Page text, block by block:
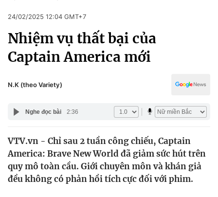
Chuyên mục
Chính trị
Pháp luật
Thế giới
Tin tức
Pháp luật
Kinh tế
Thể thao
Truyền hình
Y tế
Công nghệ
24/02/2025 12:04 GMT+7
Nhiệm vụ thất bại của
Captain America mới
N.K (theo Variety)
Nghe đọc bài 2:36
VTV.vn - Chỉ sau 2 tuần công chiếu, Captain
America: Brave New World đã giảm sức hút trên
quy mô toàn cầu. Giới chuyên môn và khán giả
đều không có phản hồi tích cực đối với phim.